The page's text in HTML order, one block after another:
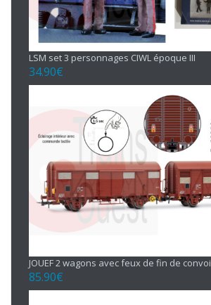
LSM set 3 personnages CIWL époque III
34.90€
JOUEF 2 wagons avec feux de fin de convoi
85.90€